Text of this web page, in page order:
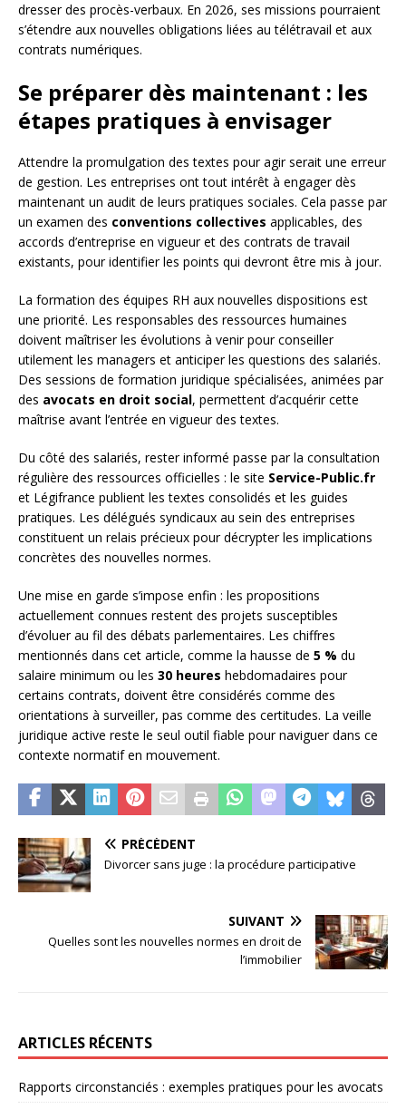
dresser des procès-verbaux. En 2026, ses missions pourraient
s’étendre aux nouvelles obligations liées au télétravail et aux
contrats numériques.
Se préparer dès maintenant : les
étapes pratiques à envisager
Attendre la promulgation des textes pour agir serait une erreur
de gestion. Les entreprises ont tout intérêt à engager dès
maintenant un audit de leurs pratiques sociales. Cela passe par
un examen des conventions collectives applicables, des
accords d’entreprise en vigueur et des contrats de travail
existants, pour identifier les points qui devront être mis à jour.
La formation des équipes RH aux nouvelles dispositions est
une priorité. Les responsables des ressources humaines
doivent maîtriser les évolutions à venir pour conseiller
utilement les managers et anticiper les questions des salariés.
Des sessions de formation juridique spécialisées, animées par
des avocats en droit social, permettent d’acquérir cette
maîtrise avant l’entrée en vigueur des textes.
Du côté des salariés, rester informé passe par la consultation
régulière des ressources officielles : le site Service-Public.fr
et Légifrance publient les textes consolidés et les guides
pratiques. Les délégués syndicaux au sein des entreprises
constituent un relais précieux pour décrypter les implications
concrètes des nouvelles normes.
Une mise en garde s’impose enfin : les propositions
actuellement connues restent des projets susceptibles
d’évoluer au fil des débats parlementaires. Les chiffres
mentionnés dans cet article, comme la hausse de 5 % du
salaire minimum ou les 30 heures hebdomadaires pour
certains contrats, doivent être considérés comme des
orientations à surveiller, pas comme des certitudes. La veille
juridique active reste le seul outil fiable pour naviguer dans ce
contexte normatif en mouvement.
PRÉCÉDENT
Divorcer sans juge : la procédure participative
SUIVANT
Quelles sont les nouvelles normes en droit de
l’immobilier
ARTICLES RÉCENTS
Rapports circonstanciés : exemples pratiques pour les avocats